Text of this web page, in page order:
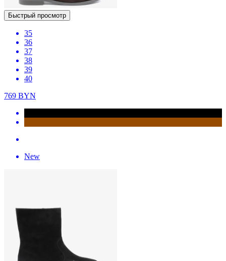
Быстрый просмотр
35
36
37
38
39
40
769 BYN
New